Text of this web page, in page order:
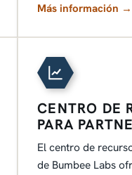
Más información →
CENTRO DE
PARA
El centro de
de Bumbee Labs